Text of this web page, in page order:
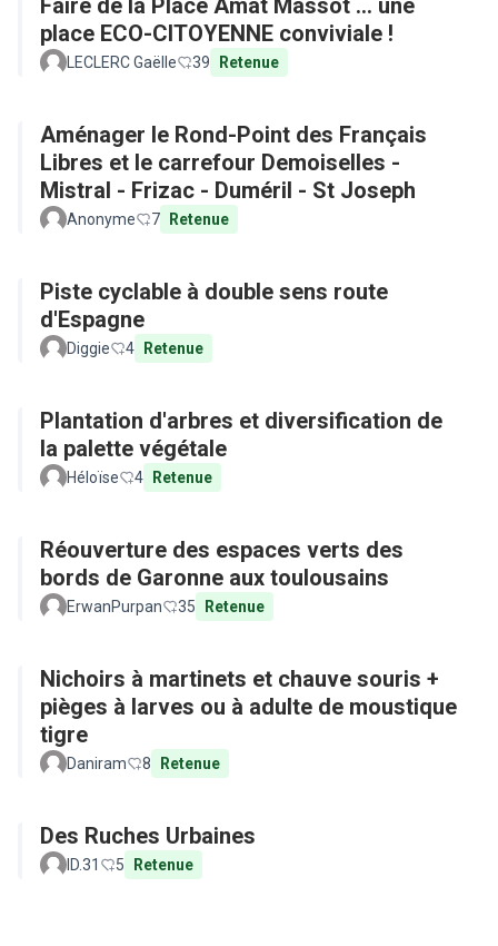
Faire de la Place Amat Massot ... une
place ECO-CITOYENNE conviviale !
LECLERC Gaëlle 39 Retenue
Aménager le Rond-Point des Français
Libres et le carrefour Demoiselles -
Mistral - Frizac - Duméril - St Joseph
Anonyme 7 Retenue
Piste cyclable à double sens route
d'Espagne
Diggie 4 Retenue
Plantation d'arbres et diversification de
la palette végétale
Héloïse 4 Retenue
Réouverture des espaces verts des
bords de Garonne aux toulousains
ErwanPurpan 35 Retenue
Nichoirs à martinets et chauve souris +
pièges à larves ou à adulte de moustique
tigre
Daniram 8 Retenue
Des Ruches Urbaines
ID.31 5 Retenue